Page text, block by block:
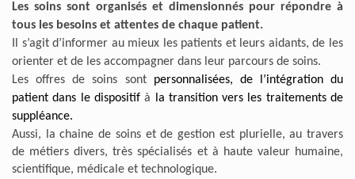
Les soins sont organisés et dimensionnés pour répondre à
tous les besoins et attentes de chaque patient.
Il s’agit d’informer au mieux les patients et leurs aidants, de les
orienter et de les accompagner dans leur parcours de soins.
Les offres de soins sont personnalisées, de l’intégration du
patient dans le dispositifà
la transition vers les traitements de
suppléance.
Aussi, la chaine de soins et de gestion est plurielle, au travers
de métiers divers, très spécialisés et à haute valeur humaine,
scientifique, médicale et technologique.